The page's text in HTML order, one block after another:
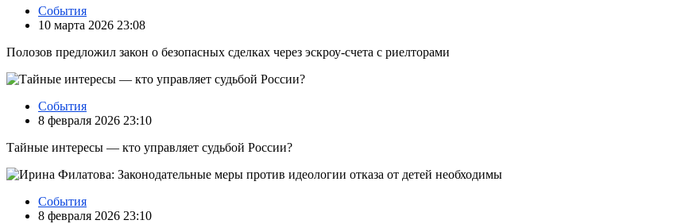
События
10 марта 2026 23:08
Полозов предложил закон о безопасных сделках через эскроу‑счета с риелторами
События
8 февраля 2026 23:10
Тайные интересы — кто управляет судьбой России?
События
8 февраля 2026 23:10